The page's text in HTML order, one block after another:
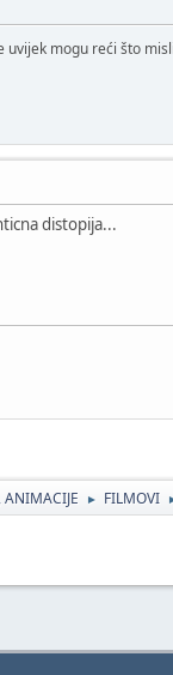
mogu reći što
distopija...
ANIMACIJE ► FILMOVI